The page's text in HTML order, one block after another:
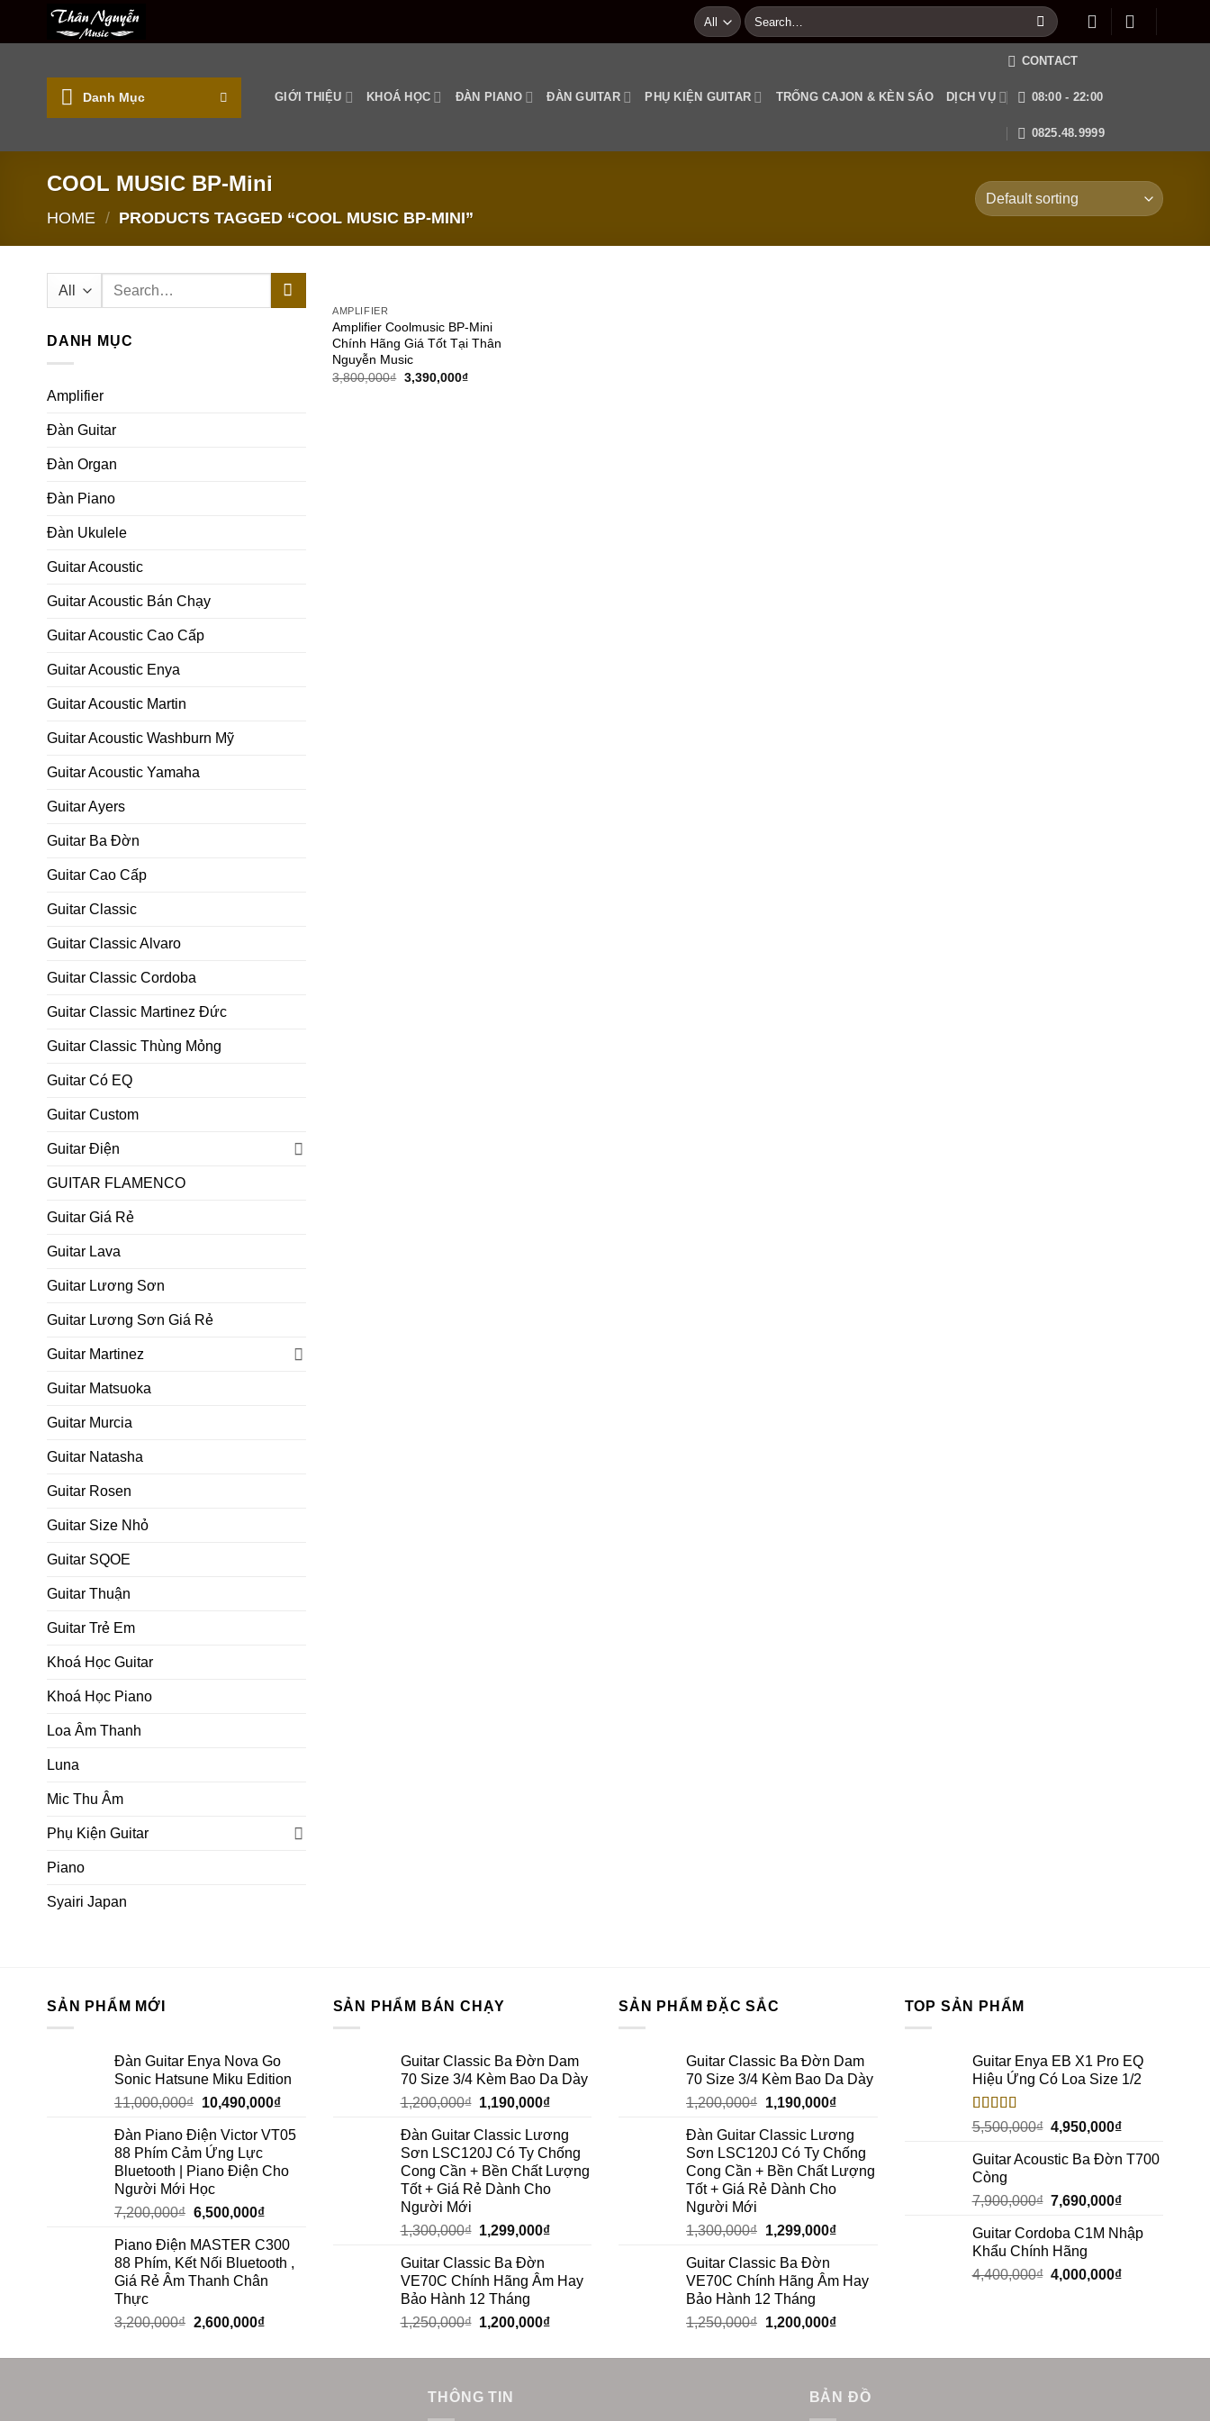
Search
for:
Danh Mục GIỚI THIỆU KHOÁ HỌC ĐÀN PIANO ĐÀN GUITAR PHỤ KIỆN GUITAR TRỐNG CAJON & KÈN SÁO DỊCH VỤ
CONTACT
08:00 - 22:00
0825.48.9999
COOL MUSIC BP-Mini
HOME / PRODUCTS TAGGED “COOL MUSIC BP-MINI”
Search
DANH MỤC
Amplifier
Đàn Guitar
Đàn Organ
Đàn Piano
Đàn Ukulele
Guitar Acoustic
Guitar Acoustic Bán Chạy
Guitar Acoustic Cao Cấp
Guitar Acoustic Enya
Guitar Acoustic Martin
Guitar Acoustic Washburn Mỹ
Guitar Acoustic Yamaha
Guitar Ayers
Guitar Ba Đờn
Guitar Cao Cấp
Guitar Classic
Guitar Classic Alvaro
Guitar Classic Cordoba
Guitar Classic Martinez Đức
Guitar Classic Thùng Mỏng
Guitar Có EQ
Guitar Custom
Guitar Điện
GUITAR FLAMENCO
Guitar Giá Rẻ
Guitar Lava
Guitar Lương Sơn
Guitar Lương Sơn Giá Rẻ
Guitar Martinez
Guitar Matsuoka
Guitar Murcia
Guitar Natasha
Guitar Rosen
Guitar Size Nhỏ
Guitar SQOE
Guitar Thuận
Guitar Trẻ Em
Khoá Học Guitar
Khoá Học Piano
Loa Âm Thanh
Luna
Mic Thu Âm
Phụ Kiện Guitar
Piano
Syairi Japan
Add to
AMPLIFIER
Amplifier Coolmusic BP-Mini
Chính Hãng Giá Tốt Tại Thân
Nguyễn Music
3,800,000₫ 3,390,000₫
SẢN PHẨM MỚI
Đàn Guitar Enya Nova Go
Sonic Hatsune Miku Edition
11,000,000₫ 10,490,000₫
Đàn Piano Điện Victor VT05
88 Phím Cảm Ứng Lực
Bluetooth | Piano Điện Cho
Người Mới Học
7,200,000₫ 6,500,000₫
Piano Điện MASTER C300
88 Phím, Kết Nối Bluetooth ,
Giá Rẻ Âm Thanh Chân
Thực
3,200,000₫ 2,600,000₫
SẢN PHẨM BÁN CHẠY
Guitar Classic Ba Đờn Dam
70 Size 3/4 Kèm Bao Da Dày
1,200,000₫ 1,190,000₫
Đàn Guitar Classic Lương
Sơn LSC120J Có Ty Chống
Cong Cần + Bền Chất Lượng
Tốt + Giá Rẻ Dành Cho
Người Mới
1,300,000₫ 1,299,000₫
Guitar Classic Ba Đờn
VE70C Chính Hãng Âm Hay
Bảo Hành 12 Tháng
1,250,000₫ 1,200,000₫
SẢN PHẨM ĐẶC SẮC
Guitar Classic Ba Đờn Dam
70 Size 3/4 Kèm Bao Da Dày
1,200,000₫ 1,190,000₫
Đàn Guitar Classic Lương
Sơn LSC120J Có Ty Chống
Cong Cần + Bền Chất Lượng
Tốt + Giá Rẻ Dành Cho
Người Mới
1,300,000₫ 1,299,000₫
Guitar Classic Ba Đờn
VE70C Chính Hãng Âm Hay
Bảo Hành 12 Tháng
1,250,000₫ 1,200,000₫
TOP SẢN PHẨM
Guitar Enya EB X1 Pro EQ
Hiệu Ứng Có Loa Size 1/2
Rated5.00
out of 5
5,500,000₫ 4,950,000₫
Guitar Acoustic Ba Đờn T700
Còng
7,900,000₫ 7,690,000₫
Guitar Cordoba C1M Nhập
Khẩu Chính Hãng
4,400,000₫ 4,000,000₫
THÔNG TIN BẢN ĐỒ